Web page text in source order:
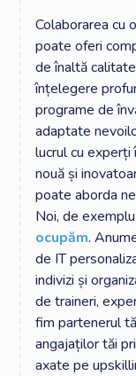
Colaborarea cu
poate oferi
de înaltă
înțelegere
programe de
adaptate
lucrul cu
nouă și
poate aborda
Noi, de exemplu,
ocupăm.
de IT
indivizi și
de traineri,
fim partenerul
angajaților tăi
axate pe